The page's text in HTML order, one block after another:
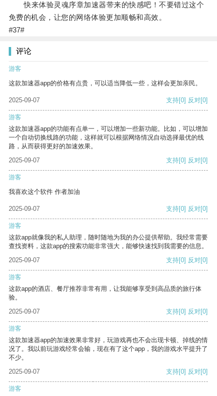
快来体验灵魂序章加速器带来的快感吧！不要错过这个
免费的机会，让您的网络体验更加顺畅和高效。
#37#
评论
游客
这款加速器app的价格有点贵，可以适当降低一些，这样会更加亲民。
2025-09-07 支持[0] 反对[0]
游客
这款加速器app的功能有点单一，可以增加一些新功能。比如，可以增加
一个自动切换线路的功能，这样就可以根据网络情况自动选择最优的线
路，从而获得更好的加速效果。
2025-09-07
支持[0] 反对[0]
游客
我喜欢这个软件 作者加油
2025-09-07 支持[0] 反对[0]
游客
这款app就像我的私人助理，随时随地为我的办公提供帮助。我经常需要
查找资料，这款app的搜索功能非常强大，能够快速找到我需要的信息。
2025-09-07
支持[0] 反对[0]
游客
这款app的酒店、餐厅推荐非常有用，让我能够享受到高品质的旅行体
验。
2025-09-07
支持[0] 反对[0]
游客
这款加速器app的加速效果非常好，玩游戏再也不会出现卡顿、掉线的情
况了。我以前玩游戏经常会输，现在有了这个app，我的游戏水平提升了
不少。
2025-09-07
支持[0] 反对[0]
游客